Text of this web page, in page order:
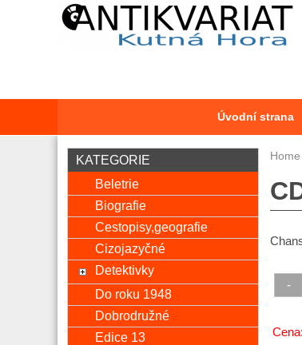
Úvodní strana
Home
Cena:
KATEGORIE
Beletrie
Biografie
Cestopisy,geografie
Cizojazyčné
Detektivky
Do roku 1948
Dobrodružné
Edice 13